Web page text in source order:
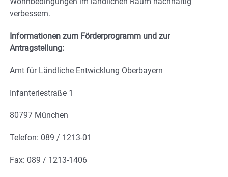
verbessern.
Informationen zum Förderprogramm und zur
Antragstellung:
Amt für Ländliche Entwicklung Oberbayern
Infanteriestraße 1
80797 München
Telefon: 089 / 1213-01
Fax: 089 / 1213-1406